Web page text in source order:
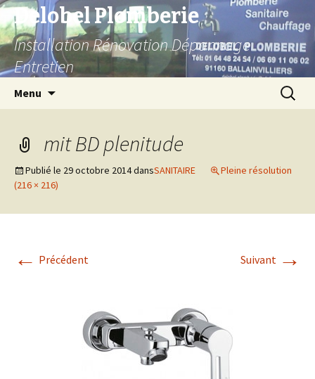
Delobel Plomberie
Installation Rénovation Dépannage
Entretien
Menu
mit BD plenitude
Publié le 29 octobre 2014dansSANITAIRE
Pleine résolution
(216 × 216)
← Précédent Suivant →